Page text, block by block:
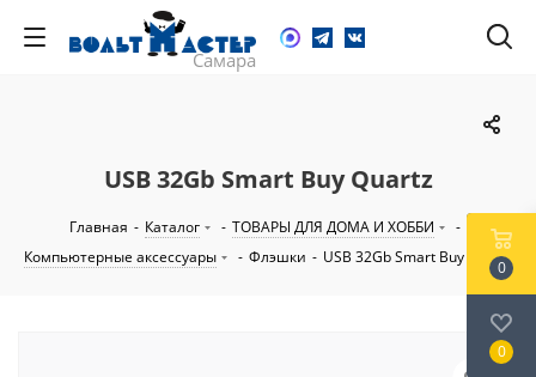
USB 32Gb Smart Buy Quartz
Главная - Каталог - ТОВАРЫ ДЛЯ ДОМА И ХОББИ
-
Компьютерные аксессуары
- Флэшки - USB 32Gb Smart Buy Quartz
0
0